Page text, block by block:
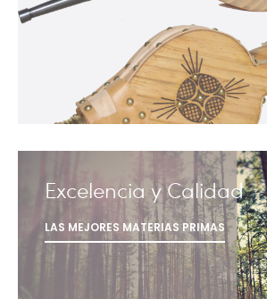
Excelencia y Calidad
LAS MEJORES MATERIAS PRIMAS